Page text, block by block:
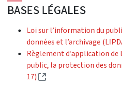
BASES LÉGALES
Loi sur l’information du
données et l’archivage
Règlement d’application
public, la protection des
17)
(External link)